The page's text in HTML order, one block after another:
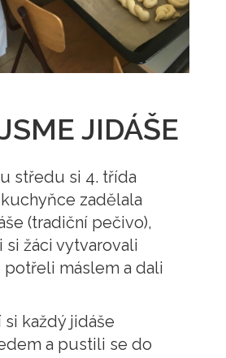
JIDÁŠE
středu si 4. třída
zadělala
(tradiční pečivo),
žáci vytvarovali
potřeli máslem a dali
každý jidáše
a pustili se do